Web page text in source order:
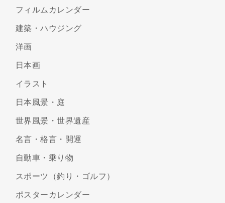
フィルムカレンダー
建築・ハウジング
洋画
日本画
イラスト
日本風景・庭
世界風景・世界遺産
名言・格言・開運
自動車・乗り物
スポーツ（釣り・ゴルフ）
ポスターカレンダー